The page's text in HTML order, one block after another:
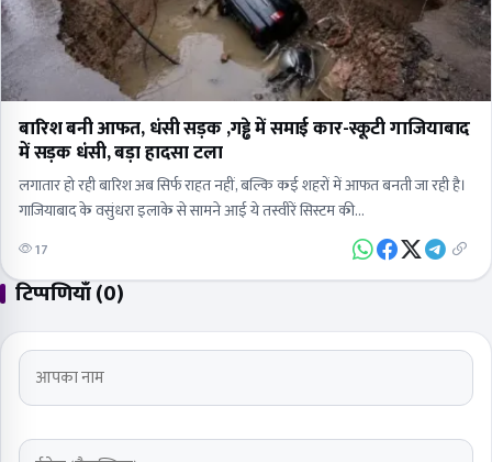
बारिश बनी आफत, धंसी सड़क ,गड्ढे में समाई कार-स्कूटी गाजियाबाद
में सड़क धंसी, बड़ा हादसा टला
लगातार हो रही बारिश अब सिर्फ राहत नहीं, बल्कि कई शहरों में आफत बनती जा रही है।
गाजियाबाद के वसुंधरा इलाके से सामने आई ये तस्वीरें सिस्टम की…
17
टिप्पणियाँ (0)